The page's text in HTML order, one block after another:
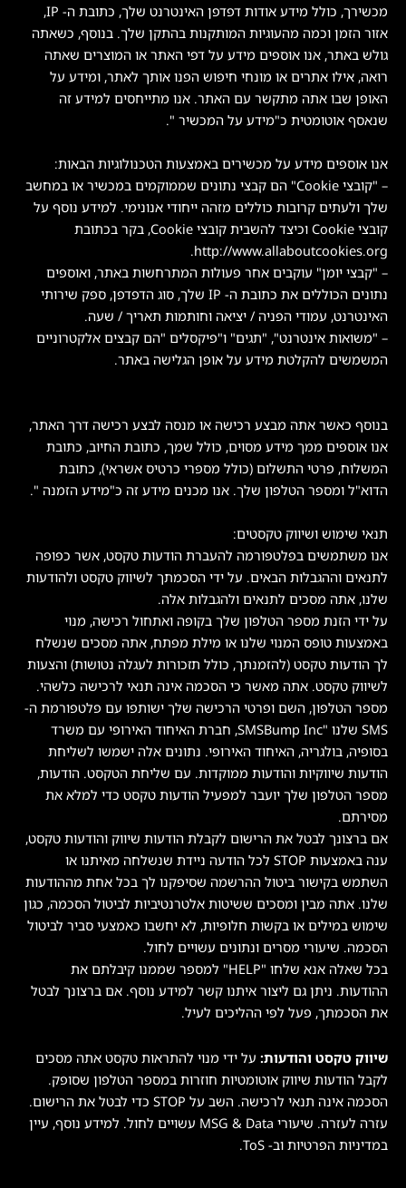
מכשירך, כולל מידע אודות דפדפן האינטרנט שלך, כתובת ה- IP,
אזור הזמן וכמה מהעוגיות המותקנות בהתקן שלך. בנוסף, כשאתה
גולש באתר, אנו אוספים מידע על דפי האתר או המוצרים שאתה
רואה, אילו אתרים או מונחי חיפוש הפנו אותך לאתר, ומידע על
האופן שבו אתה מתקשר עם האתר. אנו מתייחסים למידע זה
שנאסף אוטומטית כ"מידע על המכשיר ".
אנו אוספים מידע על מכשירים באמצעות הטכנולוגיות הבאות:
– "קובצי Cookie" הם קבצי נתונים שממוקמים במכשיר או במחשב
שלך ולעתים קרובות כוללים מזהה ייחודי אנונימי. למידע נוסף על
קובצי Cookie וכיצד להשבית קובצי Cookie, בקר בכתובת
http://www.allaboutcookies.org.
– "קבצי יומן" עוקבים אחר פעולות המתרחשות באתר, ואוספים
נתונים הכוללים את כתובת ה- IP שלך, סוג הדפדפן, ספק שירותי
האינטרנט, עמודי הפניה / יציאה וחותמות תאריך / שעה.
– "משואות אינטרנט", "תגים" ו"פיקסלים "הם קבצים אלקטרוניים
המשמשים להקלטת מידע על אופן הגלישה באתר.
בנוסף כאשר אתה מבצע רכישה או מנסה לבצע רכישה דרך האתר,
אנו אוספים ממך מידע מסוים, כולל שמך, כתובת החיוב, כתובת
המשלוח, פרטי התשלום (כולל מספרי כרטיס אשראי), כתובת
הדוא"ל ומספר הטלפון שלך. אנו מכנים מידע זה כ"מידע הזמנה ".
תנאי שימוש ושיווק טקסטים:
אנו משתמשים בפלטפורמה להעברת הודעות טקסט, אשר כפופה
לתנאים וההגבלות הבאים. על ידי הסכמתך לשיווק טקסט ולהודעות
שלנו, אתה מסכים לתנאים ולהגבלות אלה.
על ידי הזנת מספר הטלפון שלך בקופה ואתחול רכישה, מנוי
באמצעות טופס המנוי שלנו או מילת מפתח, אתה מסכים שנשלח
לך הודעות טקסט (להזמנתך, כולל תזכורות לעגלה נטושות) והצעות
לשיווק טקסט. אתה מאשר כי הסכמה אינה תנאי לרכישה כלשהי.
מספר הטלפון, השם ופרטי הרכישה שלך ישותפו עם פלטפורמת ה-
SMS שלנו "SMSBump Inc, חברת האיחוד האירופי עם משרד
בסופיה, בולגריה, האיחוד האירופי. נתונים אלה ישמשו לשליחת
הודעות שיווקיות והודעות ממוקדות. עם שליחת הטקסט. הודעות,
מספר הטלפון שלך יועבר למפעיל הודעות טקסט כדי למלא את
מסירתם.
אם ברצונך לבטל את הרישום לקבלת הודעות שיווק והודעות טקסט,
ענה באמצעות STOP לכל הודעה ניידת שנשלחה מאיתנו או
השתמש בקישור ביטול ההרשמה שסיפקנו לך בכל אחת מההודעות
שלנו. אתה מבין ומסכים ששיטות אלטרנטיביות לביטול הסכמה, כגון
שימוש במילים או בקשות חלופיות, לא יחשבו כאמצעי סביר לביטול
הסכמה. שיעורי מסרים ונתונים עשויים לחול.
בכל שאלה אנא שלחו "HELP" למספר שממנו קיבלתם את
ההודעות. ניתן גם ליצור איתנו קשר למידע נוסף. אם ברצונך לבטל
את הסכמתך, פעל לפי ההליכים לעיל.
שיווק טקסט והודעות: על ידי מנוי להתראות טקסט אתה מסכים
לקבל הודעות שיווק אוטומטיות חוזרות במספר הטלפון שסופק.
הסכמה אינה תנאי לרכישה. השב על STOP כדי לבטל את הרישום.
עזרה לעזרה. שיעורי MSG & Data עשויים לחול. למידע נוסף, עיין
במדיניות הפרטיות וב- ToS.